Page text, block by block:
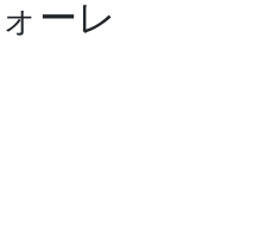
ーレ